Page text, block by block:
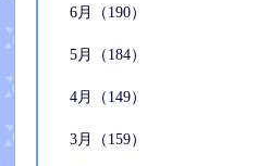
6月（190）
5月（184）
4月（149）
3月（159）